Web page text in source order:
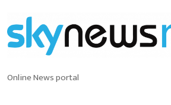
Online News portal